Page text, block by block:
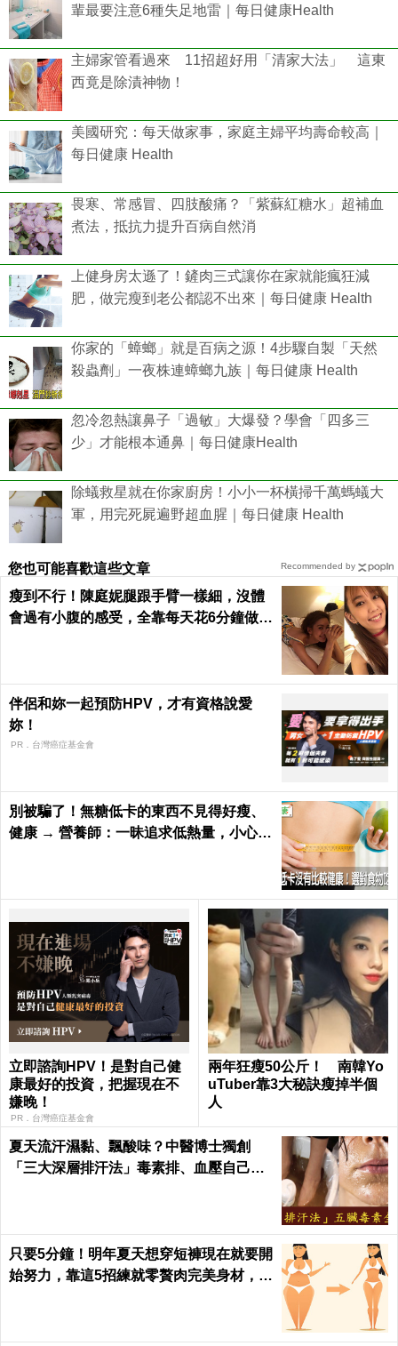
輩最要注意6種失足地雷｜每日健康Health
主婦家管看過來 11招超好用「清家大法」 這東
西竟是除漬神物！
美國研究：每天做家事，家庭主婦平均壽命較高｜
每日健康 Health
畏寒、常感冒、四肢酸痛？「紫蘇紅糖水」超補血
煮法，抵抗力提升百病自然消
上健身房太遜了！鏟肉三式讓你在家就能瘋狂減
肥，做完瘦到老公都認不出來｜每日健康 Health
你家的「蟑螂」就是百病之源！4步驟自製「天然
殺蟲劑」一夜株連蟑螂九族｜每日健康 Health
忽冷忽熱讓鼻子「過敏」大爆發？學會「四多三
少」才能根本通鼻｜每日健康Health
除蟻救星就在你家廚房！小小一杯橫掃千萬螞蟻大
軍，用完死屍遍野超血腥｜每日健康 Health
您也可能喜歡這些文章
瘦到不行！陳庭妮腿跟手臂一樣細，沒體
會過有小腹的感受，全靠每天花6分鐘做這
伴侶和妳一起預防HPV，才有資格說愛
妳！
PR．台灣癌症基金會
別被騙了！無糖低卡的東西不見得好瘦、
健康 → 營養師：一昧追求低熱量，小心猝
立即諮詢HPV！是對自己健
康最好的投資，把握現在不
嫌晚！
PR．台灣癌症基金會
兩年狂瘦50公斤！ 南韓Yo
uTuber靠3大秘訣瘦掉半個
人
夏天流汗濕黏、飄酸味？中醫博士獨創
「三大深層排汗法」毒素排、血壓自己降
只要5分鐘！明年夏天想穿短褲現在就要開
始努力，靠這5招練就零贅肉完美身材，怎
Recommended by